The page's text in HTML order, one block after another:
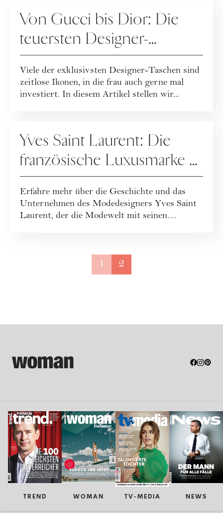
Von Gucci bis Dior: Die
teuersten Designer-
Taschen der
Modegeschichte
Viele der exklusivsten Designer-Taschen sind
zeitlose Ikonen, in die frau auch gerne mal
investiert. In diesem Artikel stellen wir...
Yves Saint Laurent: Die
französische Luxusmarke &
der gleichnamige Gründer
im Portrait
Erfahre mehr über die Geschichte und das
Unternehmen des Modedesigners Yves Saint
Laurent, der die Modewelt mit seinen
1 2
TREND WOMAN TV-MEDIA NEWS